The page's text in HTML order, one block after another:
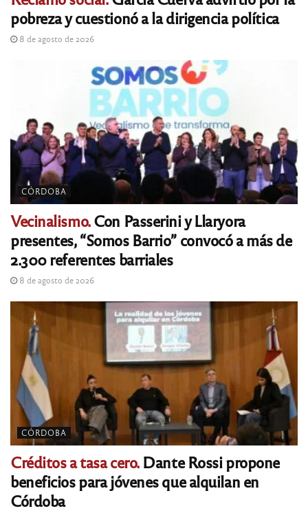
pobreza y cuestionó a la dirigencia política
8 de agosto de 2026
CÓRDOBA
Vecinalismo.Con Passerini y Llaryora
presentes, “Somos Barrio” convocó a más de
2.300 referentes barriales
8 de agosto de 2026
CÓRDOBA
Créditos a tasa cero.Dante Rossi propone
beneficios para jóvenes que alquilan en
Córdoba